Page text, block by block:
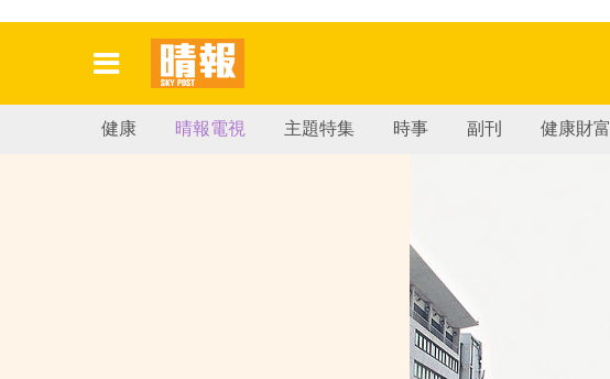
健康 晴報電視 主題特集 時事 副刊 健康財富